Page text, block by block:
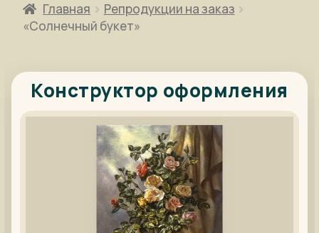
Главная
Репродукции на заказ
«Солнечный букет»
Конструктор оформления